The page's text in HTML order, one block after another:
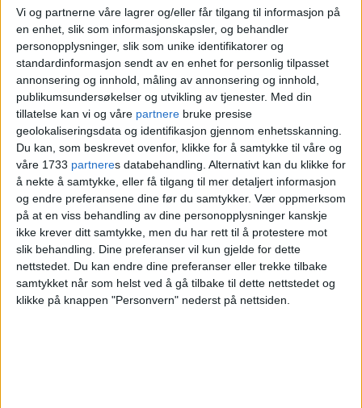
Vi og partnerne våre lagrer og/eller får tilgang til informasjon på
en enhet, slik som informasjonskapsler, og behandler
personopplysninger, slik som unike identifikatorer og
standardinformasjon sendt av en enhet for personlig tilpasset
annonsering og innhold, måling av annonsering og innhold,
publikumsundersøkelser og utvikling av tjenester. Med din
tillatelse kan vi og våre partnere bruke presise
geolokaliseringsdata og identifikasjon gjennom enhetsskanning.
Du kan, som beskrevet ovenfor, klikke for å samtykke til våre og
våre 1733 partneres databehandling. Alternativt kan du klikke for
å nekte å samtykke, eller få tilgang til mer detaljert informasjon
og endre preferansene dine før du samtykker. Vær oppmerksom
på at en viss behandling av dine personopplysninger kanskje
ikke krever ditt samtykke, men du har rett til å protestere mot
slik behandling. Dine preferanser vil kun gjelde for dette
nettstedet. Du kan endre dine preferanser eller trekke tilbake
samtykket når som helst ved å gå tilbake til dette nettstedet og
klikke på knappen "Personvern" nederst på nettsiden.
men bare rundt 1700 stemte i den
omreisende bussen, hver stemme her
kostet altså 1000 kroner.
Årets valgdeltakelse endte på 64,2
prosent. Det er lavere enn for fire år
siden da 67,6 prosent av innbyggerne i
hovedstaden brukte stemmeretten, men
høyere enn i 2015, da bare 63 prosent
stemte.